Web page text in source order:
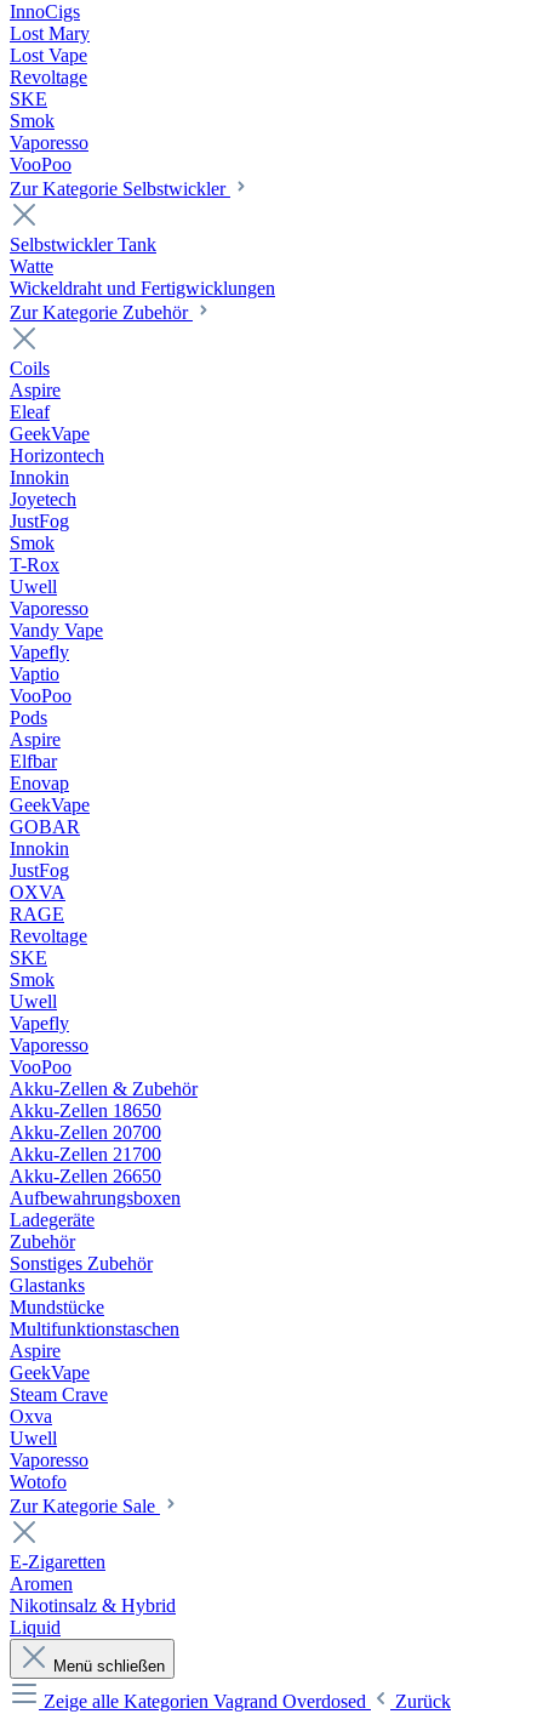
InnoCigs
Lost Mary
Lost Vape
Revoltage
SKE
Smok
Vaporesso
VooPoo
Zur Kategorie Selbstwickler
Selbstwickler Tank
Watte
Wickeldraht und Fertigwicklungen
Zur Kategorie Zubehör
Coils
Aspire
Eleaf
GeekVape
Horizontech
Innokin
Joyetech
JustFog
Smok
T-Rox
Uwell
Vaporesso
Vandy Vape
Vapefly
Vaptio
VooPoo
Pods
Aspire
Elfbar
Enovap
GeekVape
GOBAR
Innokin
JustFog
OXVA
RAGE
Revoltage
SKE
Smok
Uwell
Vapefly
Vaporesso
VooPoo
Akku-Zellen & Zubehör
Akku-Zellen 18650
Akku-Zellen 20700
Akku-Zellen 21700
Akku-Zellen 26650
Aufbewahrungsboxen
Ladegeräte
Zubehör
Sonstiges Zubehör
Glastanks
Mundstücke
Multifunktionstaschen
Aspire
GeekVape
Steam Crave
Oxva
Uwell
Vaporesso
Wotofo
Zur Kategorie Sale
E-Zigaretten
Aromen
Nikotinsalz & Hybrid
Liquid
Menü schließen
Zeige alle Kategorien Vagrand Overdosed
Zurück